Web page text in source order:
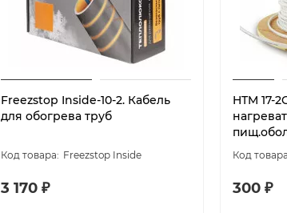
Freezstop Inside-10-2. Кабель
для обогрева труб
Freezstop Inside
3 170 ₽
HTM 17-
300 ₽